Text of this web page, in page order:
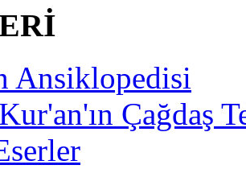
Ansiklopedisi
Çağdaş